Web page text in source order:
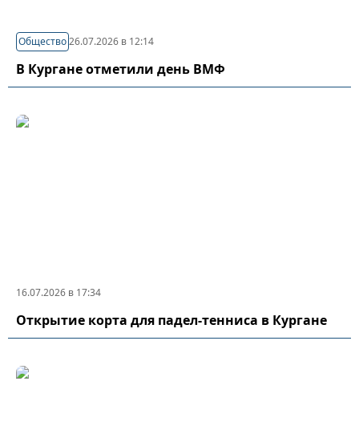
Общество26.07.2026 в 12:14
В Кургане отметили день ВМФ
16.07.2026 в 17:34
Открытие корта для падел-тенниса в Кургане